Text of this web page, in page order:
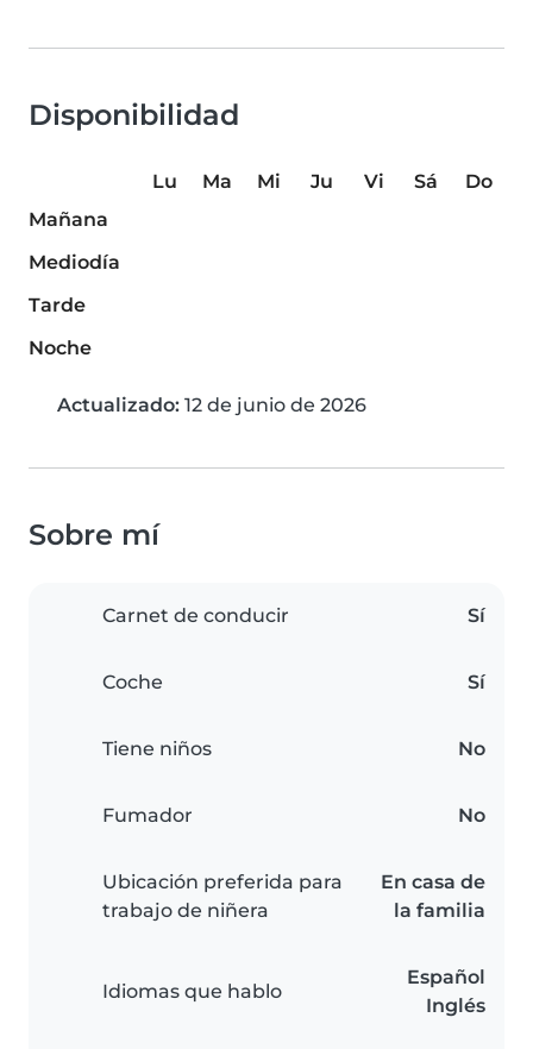
Disponibilidad
Lu Ma Mi Ju Vi Sá
Do
Mañana
Mediodía
Tarde
Noche
Actualizado: 12 de junio de 2026
Sobre mí
Carnet de conducir Sí
Coche Sí
Tiene niños No
Fumador No
Ubicación preferida para
trabajo de niñera
En casa de
la familia
Idiomas que hablo
Español
Inglés